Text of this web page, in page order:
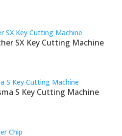
SX Key Cutting Machine
S Key Cutting Machine